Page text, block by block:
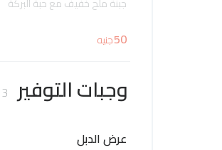
50جنيه
وجبات التوفير 3
عرض الدبل